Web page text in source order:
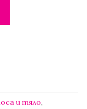
и тяло